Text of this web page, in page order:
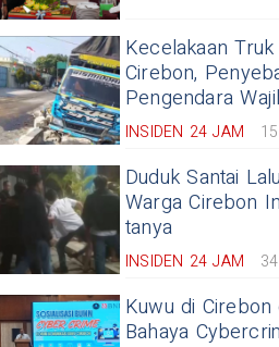
Kecelakaan
Cirebon,
Pengendara
INSIDEN 24 JAM
Duduk Santai
Warga Cirebon
tanya
INSIDEN 24 JAM
Kuwu di
Bahaya